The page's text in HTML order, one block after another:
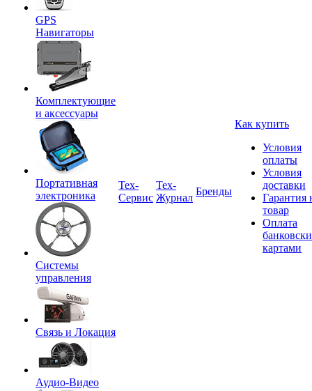
GPS
Навигаторы
Комплектующие
и аксессуары
Портативная
электроника
Системы
управления
Связь и Локация
Аудио-Видео
Tex-
Сервис
Тех-
Журнал
Бренды
Как купить
Условия
оплаты
Условия
доставки
Гарантия
товар
Оплата
картами